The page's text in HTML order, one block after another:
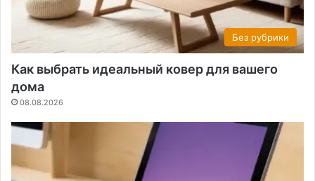
Без рубрики
Как выбрать идеальный ковер для вашего
дома
08.08.2026